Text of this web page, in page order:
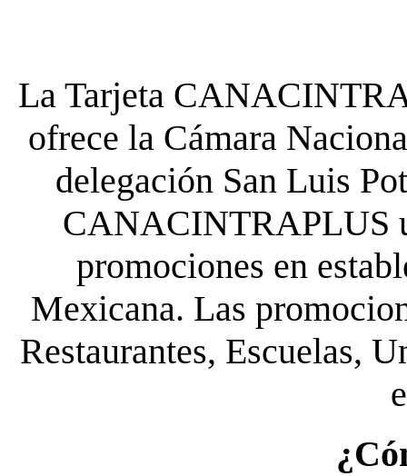
La Tarjeta
ofrece la Cámara
delegación San Luis
CANACINTRAPLUS
promociones en
Mexicana. Las
Restaurantes, Escuelas,